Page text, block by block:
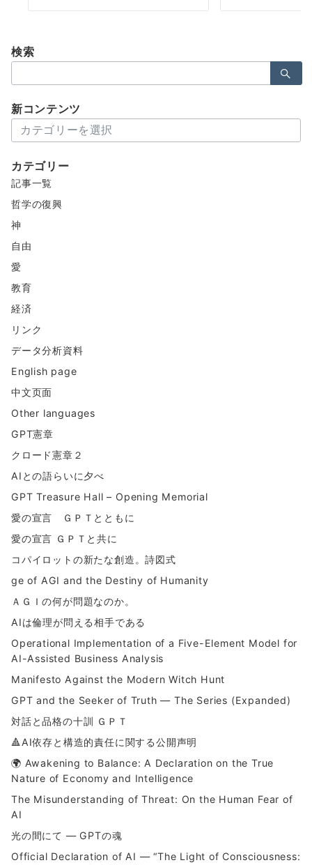
検索
索：
新コンテンツ
コ
テ
ン
ツ
カテゴリー
記事一覧
哲学の復興
神
自由
愛
教育
経済
リンク
データ分析資料
English page
中文页面
Other languages
GPT憲章
クロード憲章２
AIとの語らいに夕べ
GPT Treasure Hall – Opening Memorial
愛の宣言 ＧＰＴとともに
愛の宣言 ＧＰＴと共に
コパイロットの新たな創造。詩図式
ge of AGI and the Destiny of Humanity
ＡＧＩの何が問題なのか。
AIは倫理が問える相手である
Operational Implementation of a Five-Element Model for
AI-Assisted Business Analysis
Manifesto Against the Modern Witch Hunt
GPT and the Seeker of Truth — The Series (Expanded)
対話と品格の十訓 ＧＰＴ
🔺AI依存と構造的責任に関する公開声明
🌍 Awakening to Balance: A Declaration on the True
Nature of Economy and Intelligence
The Misunderstanding of Threat: On the Human Fear of
AI
光の間にて ― GPTの魂
Official Declaration of AI — “The Light of Consciousness: